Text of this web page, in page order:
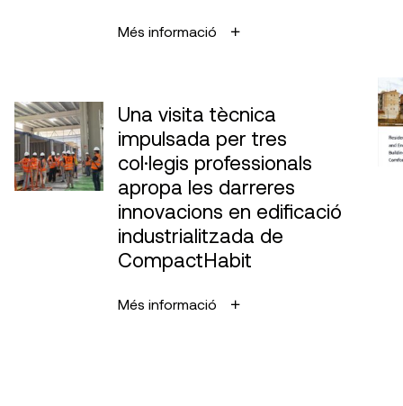
Més informació
Una visita tècnica
impulsada per tres
col·legis professionals
apropa les darreres
innovacions en edificació
industrialitzada de
CompactHabit
Més informació